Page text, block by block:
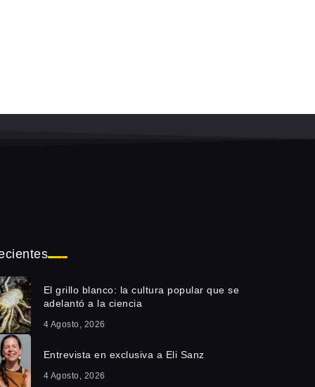
El grillo blanco: la cultura popular que se
adelantó a la ciencia
4 Agosto, 2026
Entrevista en exclusiva a Eli Sanz
4 Agosto, 2026